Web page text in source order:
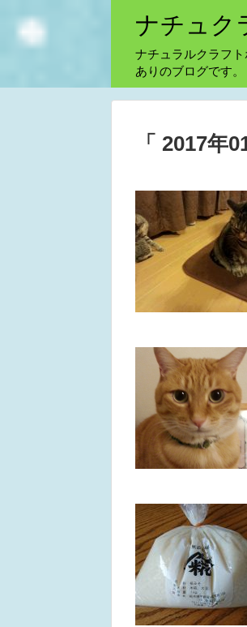
ナチュク
ナチュラルクラフ
ありのブログです。
「 2017年